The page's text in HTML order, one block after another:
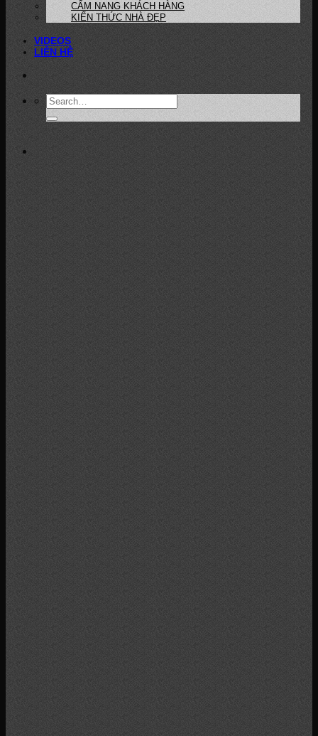
CẨM NANG KHÁCH HÀNG
KIẾN THỨC NHÀ ĐẸP
VIDEOS
LIÊN HỆ